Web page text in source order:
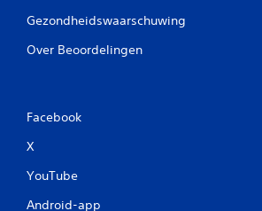
Gezondheidswaarschuwing
Over Beoordelingen
Facebook
X
YouTube
Android-app